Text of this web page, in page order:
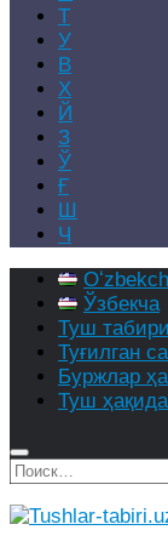
Т
У
В
Х
Й
З
Ў
Ғ
Ш
Ч
Ўзбекча
Туш
Туғилган
Буржлар
Туш
Найти: